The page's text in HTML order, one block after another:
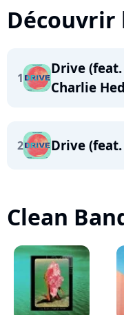
Découvrir
1
Drive
Charlie
2 Drive
Clean